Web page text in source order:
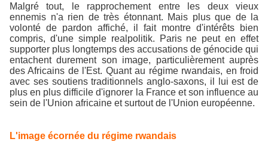
Malgré tout, le rapprochement entre les deux vieux
ennemis n'a rien de très étonnant. Mais plus que de la
volonté de pardon affiché, il fait montre d'intérêts bien
compris, d'une simple realpolitik. Paris ne peut en effet
supporter plus longtemps des accusations de génocide qui
entachent durement son image, particulièrement auprès
des Africains de l'Est. Quant au régime rwandais, en froid
avec ses soutiens traditionnels anglo-saxons, il lui est de
plus en plus difficile d'ignorer la France et son influence au
sein de l'Union africaine et surtout de l'Union européenne.
L'image écornée du régime rwandais